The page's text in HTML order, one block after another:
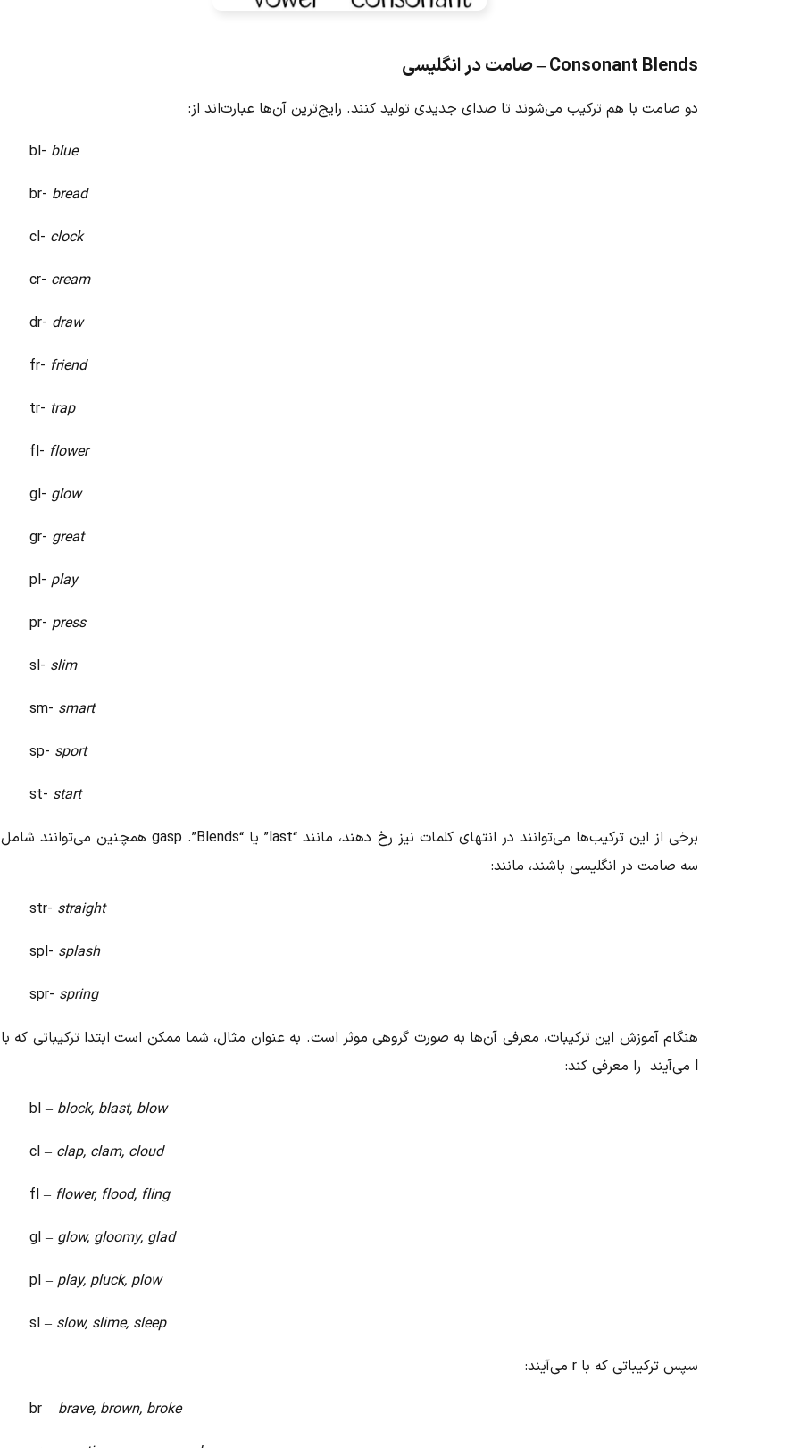
Consonant Blends – صامت در انگلیسی
دو صامت با هم ترکیب می‌شوند تا صدای جدیدی تولید کنند. رایج‌ترین آن‌ها عبارت‌اند از:
bl- blue
br- bread
cl- clock
cr- cream
dr- draw
fr- friend
tr- trap
fl- flower
gl- glow
gr- great
pl- play
pr- press
sl- slim
sm- smart
sp- sport
st- start
برخی از این ترکیب‌ها می‌توانند در انتهای کلمات نیز رخ دهند، مانند “last” یا “gasp .”Blends همچنین می‌توانند شامل
سه صامت در انگلیسی باشند، مانند:
str- straight
spl- splash
spr- spring
هنگام آموزش این ترکیبات، معرفی آن‌ها به صورت گروهی موثر است. به عنوان مثال، شما ممکن است ابتدا ترکیباتی که با
l می‌آیند را معرفی کند:
bl – block, blast, blow
cl – clap, clam, cloud
fl – flower, flood, fling
gl – glow, gloomy, glad
pl – play, pluck, plow
sl – slow, slime, sleep
سپس ترکیباتی که با r می‌آیند:
br – brave, brown, broke